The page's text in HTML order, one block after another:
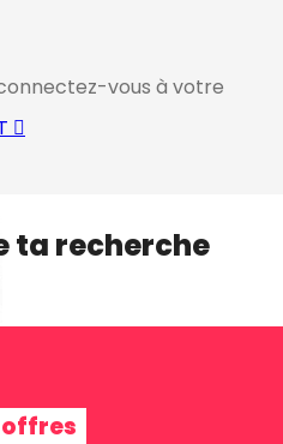
vous à votre
ta recherche
offres